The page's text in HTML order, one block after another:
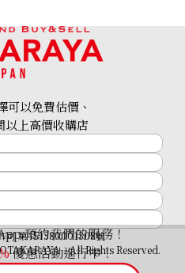
Greige x Silver Hardware
預約我們的服務！
優惠活動進行中！
可以免費估價、
以上高價收購店
可 第451380001308號
All Rights Reserved.